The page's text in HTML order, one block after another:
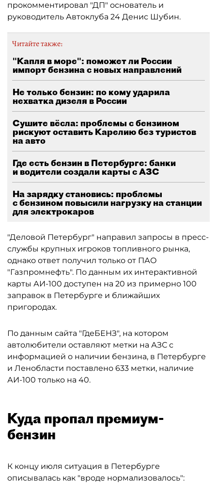
прокомментировал "ДП" основатель и
руководитель Автоклуба 24 Денис Шубин.
Читайте также:
"Капля в море": поможет ли России
импорт бензина с новых направлений
Не только бензин: по кому ударила
нехватка дизеля в России
Сушите вёсла: проблемы с бензином
рискуют оставить Карелию без туристов
на авто
Где есть бензин в Петербурге: банки
и водители создали карты с АЗС
На зарядку становись: проблемы
с бензином повысили нагрузку на станции
для электрокаров
"Деловой Петербург" направил запросы в пресс-
службы крупных игроков топливного рынка,
однако ответ получил только от ПАО
"Газпромнефть". По данным их интерактивной
карты АИ-100 доступен на 20 из примерно 100
заправок в Петербурге и ближайших
пригородах.
По данным сайта "ГдеБЕНЗ", на котором
автолюбители оставляют метки на АЗС с
информацией о наличии бензина, в Петербурге
и Ленобласти поставлено 633 метки, наличие
АИ-100 только на 40.
Куда пропал премиум-
бензин
К концу июля ситуация в Петербурге
описывалась как "вроде нормализовалось":